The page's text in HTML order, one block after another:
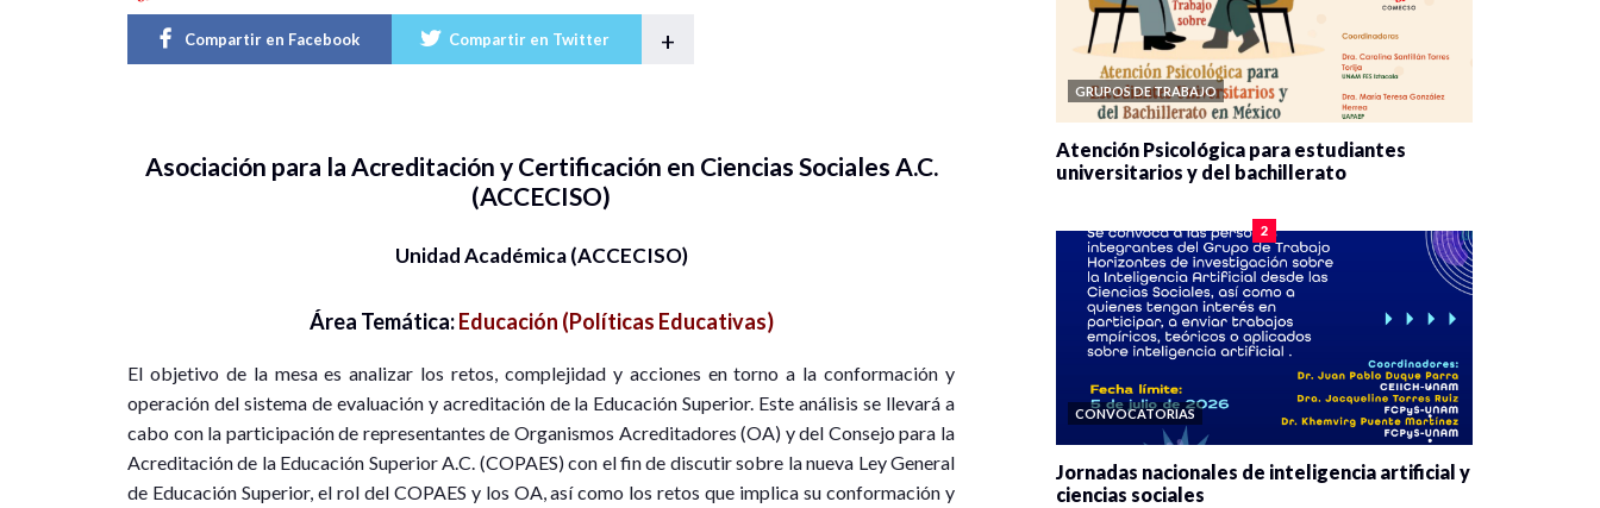
Compartir en Facebook Compartir en Twitter +
Asociación para la Acreditación y Certificación en Ciencias Sociales A.C.
(ACCECISO)
Unidad Académica (ACCECISO)
Área Temática:Educación (Políticas Educativas)
El objetivo de la mesa es analizar los retos, complejidad y acciones en torno a la conformación y
operación del sistema de evaluación y acreditación de la Educación Superior. Este análisis se llevará a
cabo con la participación de representantes de Organismos Acreditadores (OA) y del Consejo para la
Acreditación de la Educación Superior A.C. (COPAES) con el fin de discutir sobre la nueva Ley General
de Educación Superior, el rol del COPAES y los OA, así como los retos que implica su conformación y
GRUPOS DE TRABAJO
Atención Psicológica para estudiantes
universitarios y del bachillerato
2
CONVOCATORIAS
Jornadas nacionales de inteligencia artificial y
ciencias sociales